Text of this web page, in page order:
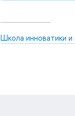
Школа инноватики